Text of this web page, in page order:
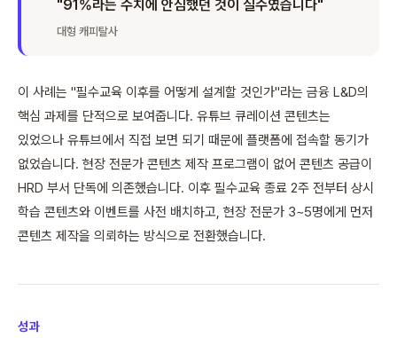
"91%라는 수치에 안심했던 것이 실수였습니다"
대형 캐피탈사
이 사례는 "필수교육 이후를 어떻게 설계할 것인가"라는 금융 L&D의
핵심 과제를 단적으로 보여줍니다. 유튜브 큐레이션 콘텐츠는
있었으나 유튜브에서 직접 보면 되기 때문에 플랫폼에 접속할 동기가
없었습니다. 현장 전문가 콘텐츠 제작 프로그램이 없어 콘텐츠 공급이
HRD 부서 단독에 의존했습니다. 이후 필수교육 종료 2주 전부터 상시
학습 콘텐츠와 이벤트를 사전 배치하고, 현장 전문가 3~5명에게 먼저
콘텐츠 제작을 의뢰하는 방식으로 전환했습니다.
성과